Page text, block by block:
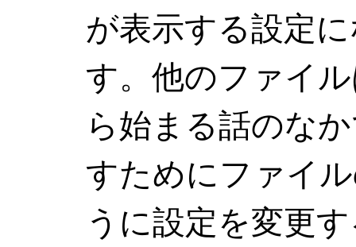
が表示する設定
す。他のファイ
ら始まる話のな
すためにファイ
うに設定を変更